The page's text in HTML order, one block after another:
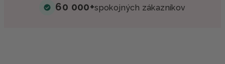
60 000+spokojných zákazníkov